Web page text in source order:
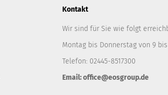
Kontakt
Wir sind für Sie wie folgt
Montag bis Donnerstag von 9 bis
Telefon: 02445-8517300
Email: office@eosgroup.de